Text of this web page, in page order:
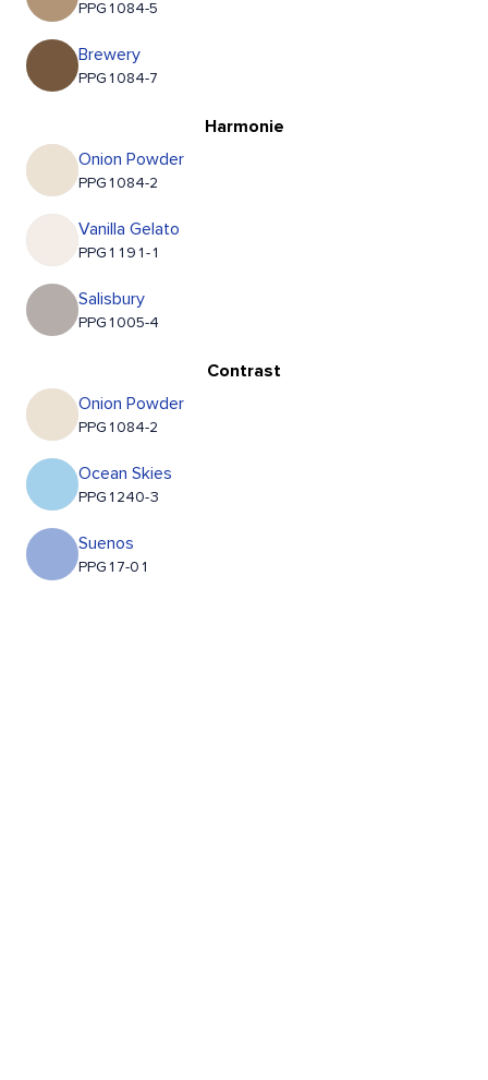
PPG1084-5
Brewery
PPG1084-7
Harmonie
Onion Powder
PPG1084-2
Vanilla Gelato
PPG1191-1
Salisbury
PPG1005-4
Contrast
Onion Powder
PPG1084-2
Ocean Skies
PPG1240-3
Suenos
PPG17-01